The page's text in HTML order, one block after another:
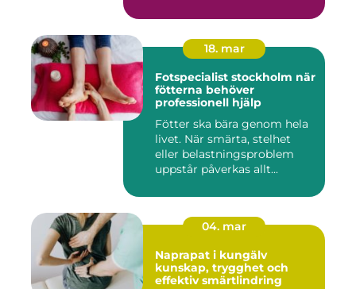
18. mar
Fotspecialist stockholm när
fötterna behöver
professionell hjälp
Fötter ska bära genom hela
livet. När smärta, stelhet
eller belastningsproblem
uppstår påverkas allt...
04. mar
Naprapat i kungälv
kunskap, trygghet och
effektiv smärtlindring